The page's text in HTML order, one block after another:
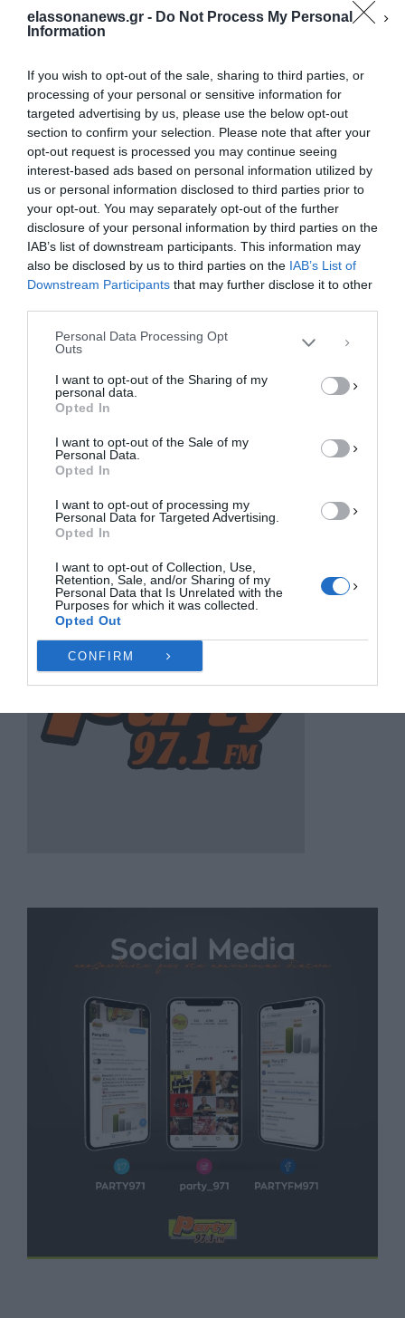
elassonanews.gr - Do Not Process My Personal
Information
If you wish to opt-out of the sale, sharing to third parties, or
processing of your personal or sensitive information for
targeted advertising by us, please use the below opt-out
section to confirm your selection. Please note that after your
opt-out request is processed you may continue seeing
interest-based ads based on personal information utilized by
us or personal information disclosed to third parties prior to
your opt-out. You may separately opt-out of the further
disclosure of your personal information by third parties on the
IAB’s list of downstream participants. This information may
also be disclosed by us to third parties on the IAB’s List of
Downstream Participants that may further disclose it to other
Personal Data Processing Opt
Outs
I want to opt-out of the Sharing of my
personal data.
Opted In
I want to opt-out of the Sale of my
Personal Data.
Opted In
I want to opt-out of processing my
Personal Data for Targeted Advertising.
Opted In
I want to opt-out of Collection, Use,
Retention, Sale, and/or Sharing of my
Personal Data that Is Unrelated with the
Purposes for which it was collected.
Opted Out
CONFIRM
Διαχείριση Συγκατάθεσης
Για να παρέχουμε την καλύτερη εμπειρία, χρησιμοποιούμε τεχνολογίες όπως
cookies για την αποθήκευση ή/και την πρόσβαση σε πληροφορίες συσκευών.
Η συγκατάθεση για τις εν λόγω τεχνολογίες θα μας επιτρέψει να
επεξεργαστούμε δεδομένα προσωπικού χαρακτήρα, όπως συμπεριφορά
συγκατάθεση ή η ανάκληση της συγκατάθεσης, μπορεί να επηρεάσει
αρνητικά ορισμένες λειτουργίες και δυνατότητες.
ΠΡΟΒΟΛΉ ΠΡΟΤΙΜΉΣΕΩΝ
Πολιτική Cookies